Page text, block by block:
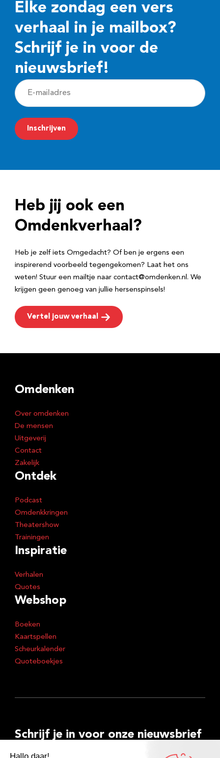
Elke zondag een vers
verhaal in je mailbox?
Schrijf je in voor de
nieuwsbrief!
E
-
m
a
r
e
Inschrijven
Heb jij ook een
Omdenkverhaal?
Heb je zelf iets Omgedacht? Of ben je ergens een
inspirerend voorbeeld tegengekomen? Laat het ons
weten! Stuur een mailtje naar contact@omdenken.nl. We
krijgen geen genoeg van jullie hersenspinsels!
Vertel jouw verhaal
Omdenken
Over omdenken
De mensen
Uitgeverij
Contact
Zakelijk
Ontdek
Podcast
Omdenkkringen
Theatershow
Trainingen
Inspiratie
Verhalen
Quotes
Webshop
Boeken
Kaartspellen
Scheurkalender
Quoteboekjes
Schrijf je in voor onze nieuwsbrief